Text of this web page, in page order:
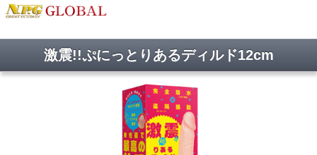
激震!!ぷにっとりあるディルド12cm